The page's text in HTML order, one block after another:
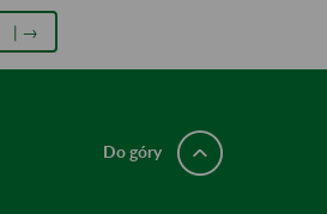
| →
Do góry